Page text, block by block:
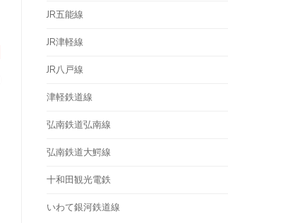
JR五能線
JR津軽線
JR八戸線
津軽鉄道線
弘南鉄道弘南線
弘南鉄道大鰐線
十和田観光電鉄
いわて銀河鉄道線